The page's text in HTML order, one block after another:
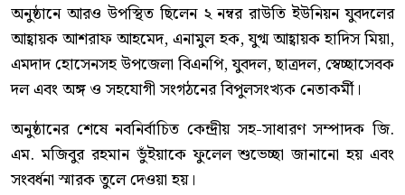
অনুষ্ঠানে আরও উপস্থিত ছিলেন ২ নম্বর রাউতি ইউনিয়ন যুবদলের
আহ্বায়ক আশরাফ আহমেদ, এনামুল হক, যুগ্ম আহ্বায়ক হাদিস মিয়া,
এমদাদ হোসেনসহ উপজেলা বিএনপি, যুবদল, ছাত্রদল, স্বেচ্ছাসেবক
দল এবং অঙ্গ ও সহযোগী সংগঠনের বিপুলসংখ্যক নেতাকর্মী।
অনুষ্ঠানের শেষে নবনির্বাচিত কেন্দ্রীয় সহ-সাধারণ সম্পাদক জি.
এম. মজিবুর রহমান ভুঁইয়াকে ফুলেল শুভেচ্ছা জানানো হয় এবং
সংবর্ধনা স্মারক তুলে দেওয়া হয়।